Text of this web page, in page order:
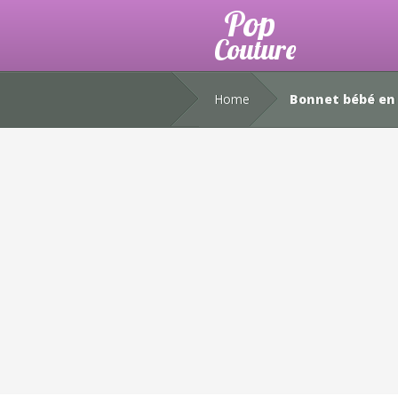
Home Bonnet bébé